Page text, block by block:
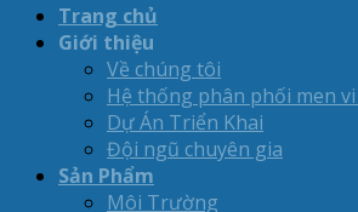
Trang chủ
Giới thiệu
Về chúng tôi
Hệ thống phân phối men
Dự Án Triển Khai
Đội ngũ chuyên gia
Sản Phẩm
Môi Trường